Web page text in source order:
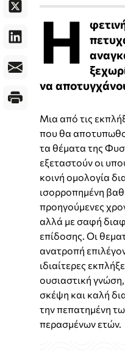
Η
να
Μια από τις
που θα
τα θέματα της
εξεταστούν οι
κοινή ομολογία
ισορροπημένη
προηγούμενες
αλλά με σαφή
επίδοσης. Οι
ανατροπή
ιδιαίτερες
ουσιαστική
σκέψη και καλή
την πεπατημένη
περασμένων ετών.